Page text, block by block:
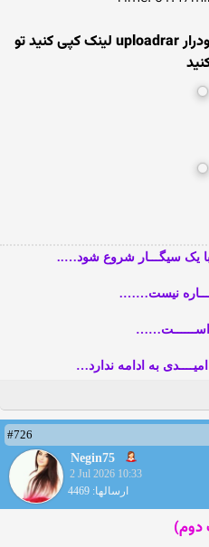
دوستان همیشه برای دانلود از آپلودرار uploadrar لینک کپی کنید تو
یک سیگـــار شروع شود…..
نیست…….
اســــــت……
به ادامه ندارد…
#726
Negin75
2 Jul 2026 10:33
ارسالها: 4469
دوم)